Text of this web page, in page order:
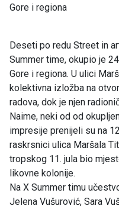
Gore i regiona
Deseti po redu Street in
Summer time, okupio je
Gore i regiona. U ulici
kolektivna izložba na
radova, dok je njen
Naime, neki od od
impresije prenijeli su na
raskrsnici ulica Maršala
tropskog 11. jula bio
likovne kolonije.
Na X Summer timu
Jelena Vušurović, Sara